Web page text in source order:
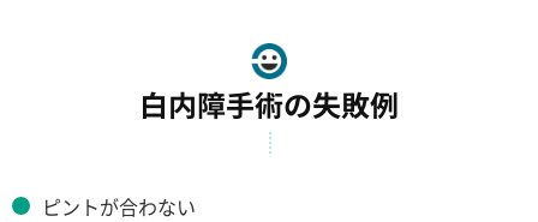
白内障手術の失敗例
ピントが合わない